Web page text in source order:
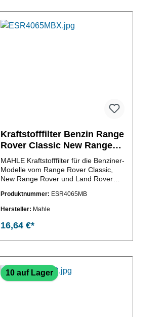
Kraftstofffilter Benzin Range
Rover Classic New Range
Rover Discovery 1
MAHLE Kraftstofffilter für die Benziner-
Modelle vom Range Rover Classic,
New Range Rover und Land Rover
ESR4065)
Produktnummer: ESR4065MB
Hersteller: Mahle
16,64 €*
10 auf Lager